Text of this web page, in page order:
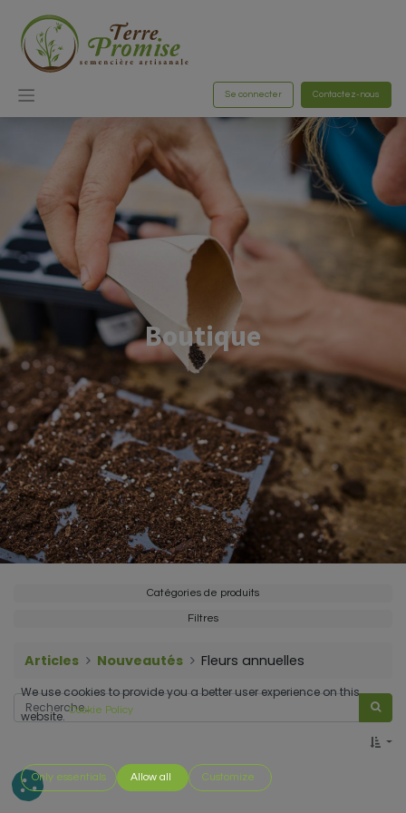
Se connecter Contactez-nous
Boutique
Catégories de produits
Filtres
Articles Nouveautés Fleurs annuelles
We use cookies to provide you a better user experience on this
website. Cookie Policy
Only essentials Allow all Customize